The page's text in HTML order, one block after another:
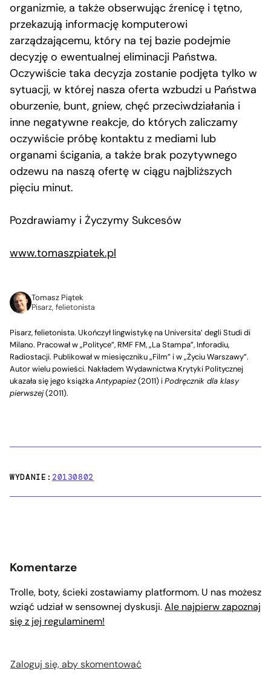
organizmie, a także obserwując źrenicę i tętno,
przekazują informację komputerowi
zarządzającemu, który na tej bazie podejmie
decyzję o ewentualnej eliminacji Państwa.
Oczywiście taka decyzja zostanie podjęta tylko w
sytuacji, w której nasza oferta wzbudzi u Państwa
oburzenie, bunt, gniew, chęć przeciwdziałania i
inne negatywne reakcje, do których zaliczamy
oczywiście próbę kontaktu z mediami lub
organami ścigania, a także brak pozytywnego
odzewu na naszą ofertę w ciągu najbliższych
pięciu minut.
Pozdrawiamy i Życzymy Sukcesów
www.tomaszpiatek.pl
Tomasz Piątek
Pisarz, felietonista
Pisarz, felietonista. Ukończył lingwistykę na Universita’ degli Studi di
Milano. Pracował w „Polityce”, RMF FM, „La Stampa”, Inforadiu,
Radiostacji. Publikował w miesięczniku „Film” i w „Życiu Warszawy”.
Autor wielu powieści. Nakładem Wydawnictwa Krytyki Politycznej
ukazała się jego książkaAntypapież(2011) iPodręcznik dla klasy
pierwszej(2011).
WYDANIE:20130802
Komentarze
Trolle, boty, ścieki zostawiamy platformom. U nas możesz
wziąć udział w sensownej dyskusji.Ale najpierw zapoznaj
się z jej regulaminem!
Zaloguj się, aby skomentować